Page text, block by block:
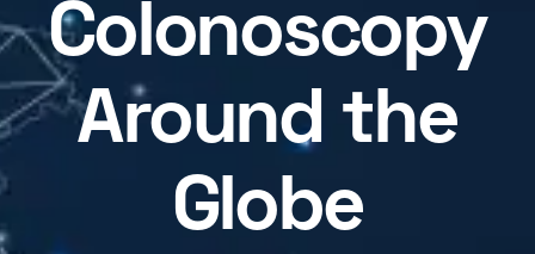
Colonoscopy
Around the
Globe